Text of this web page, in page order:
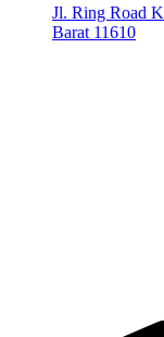
Jl. Ring Road
Barat 11610